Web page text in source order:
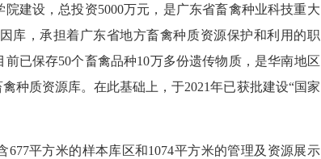
建设，总投资5000万元，是广东省畜禽种业科技重大
库，承担着广东省地方畜禽种质资源保护和利用的职
已保存50个畜禽品种10万多份遗传物质，是华南地区
种质资源库。在此基础上，于2021年已获批建设“国家
平方米的样本库区和1074平方米的管理及资源展示